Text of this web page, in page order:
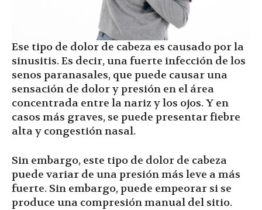
Ese tipo de dolor de cabeza es causado por la
sinusitis. Es decir, una fuerte infección de los
senos paranasales, que puede causar una
sensación de dolor y presión en el área
concentrada entre la nariz y los ojos. Y en
casos más graves, se puede presentar fiebre
alta y congestión nasal.
Sin embargo, este tipo de dolor de cabeza
puede variar de una presión más leve a más
fuerte. Sin embargo, puede empeorar si se
produce una compresión manual del sitio.